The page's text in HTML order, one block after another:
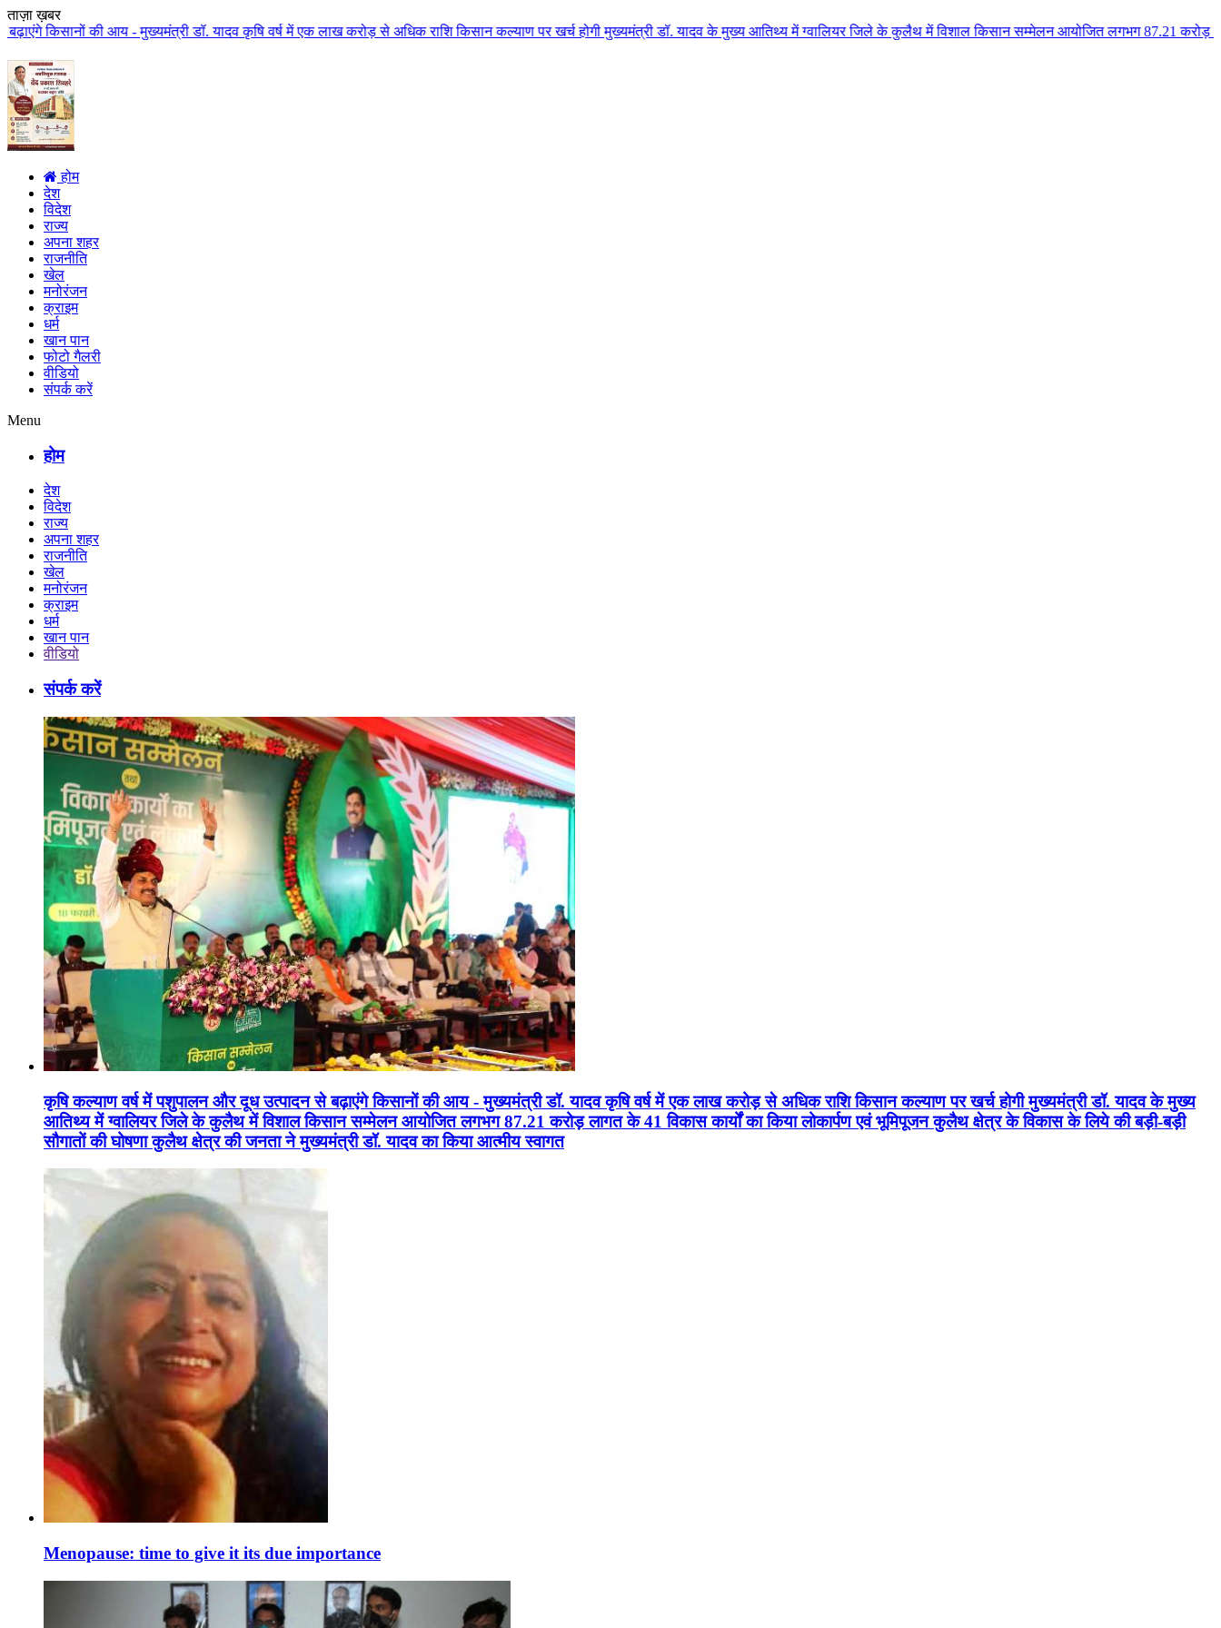
ताज़ा ख़बर
आय - मुख्यमंत्री डॉ. यादव कृषि वर्ष में एक लाख करोड़ से अधिक राशि किसान कल्याण पर खर्च होगी मुख्यमंत्री डॉ. यादव के मुख्य आतिथ्य में ग्वालियर जिले के कुलैथ में विशाल किसान सम्मेलन आयोजित लगभग 87.21 करोड़ लागत के 41
होम
देश
विदेश
राज्य
अपना शहर
राजनीति
खेल
मनोरंजन
क्राइम
धर्म
खान पान
फोटो गैलरी
वीडियो
संपर्क करें
Menu
होम
देश
विदेश
राज्य
अपना शहर
राजनीति
खेल
मनोरंजन
क्राइम
धर्म
खान पान
वीडियो
संपर्क करें
कृषि कल्याण वर्ष में पशुपालन और दूध उत्पादन से बढ़ाएंगे किसानों की आय - मुख्यमंत्री डॉ. यादव कृषि वर्ष में एक लाख करोड़ से अधिक राशि किसान कल्याण पर खर्च होगी मुख्यमंत्री डॉ. यादव के मुख्य
आतिथ्य में ग्वालियर जिले के कुलैथ में विशाल किसान सम्मेलन आयोजित लगभग 87.21 करोड़ लागत के 41 विकास कार्यों का किया लोकार्पण एवं भूमिपूजन कुलैथ क्षेत्र के विकास के लिये की बड़ी-बड़ी
सौगातों की घोषणा कुलैथ क्षेत्र की जनता ने मुख्यमंत्री डॉ. यादव का किया आत्मीय स्वागत
Menopause: time to give it its due importance